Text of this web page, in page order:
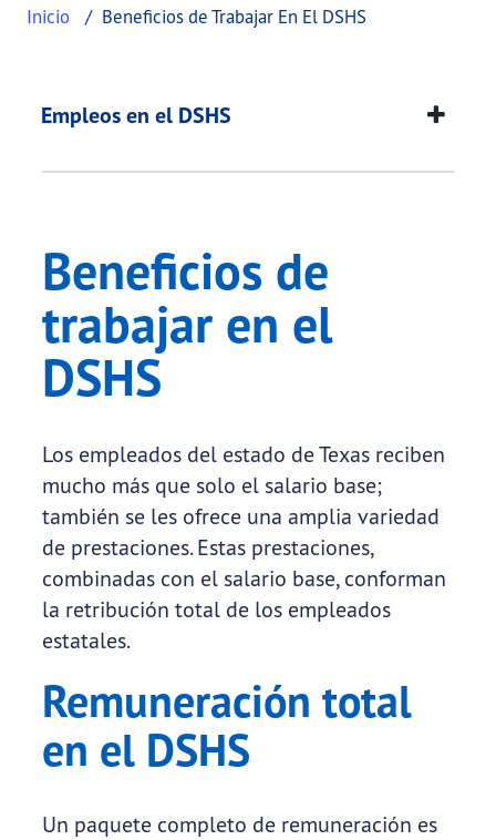
Inicio Beneficios de Trabajar En El DSHS
Beneficios de
This page provides information about
Empleos en el DSHS
Beneficios de
trabajar en el
DSHS
Los empleados del estado de Texas reciben
mucho más que solo el salario base;
también se les ofrece una amplia variedad
de prestaciones. Estas prestaciones,
combinadas con el salario base, conforman
la retribución total de los empleados
estatales.
Remuneración total
en el DSHS
Un paquete completo de remuneración es